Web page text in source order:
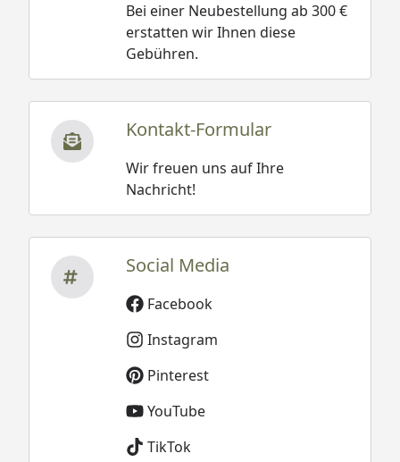
Bei einer Neubestellung ab 300 €
erstatten wir Ihnen diese
Gebühren.
Kontakt-Formular
Wir freuen uns auf Ihre
Nachricht!
Social Media
Facebook
Instagram
Pinterest
YouTube
TikTok